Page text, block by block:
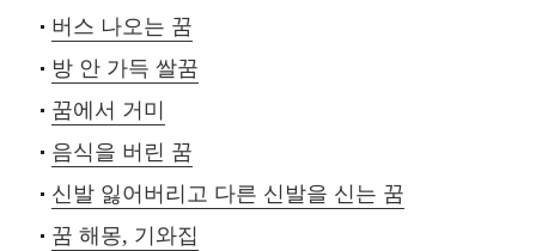
버스 나오는 꿈
방 안 가득 쌀꿈
꿈에서 거미
음식을 버린 꿈
신발 잃어버리고 다른 신발을 신는 꿈
꿈 해몽, 기와집